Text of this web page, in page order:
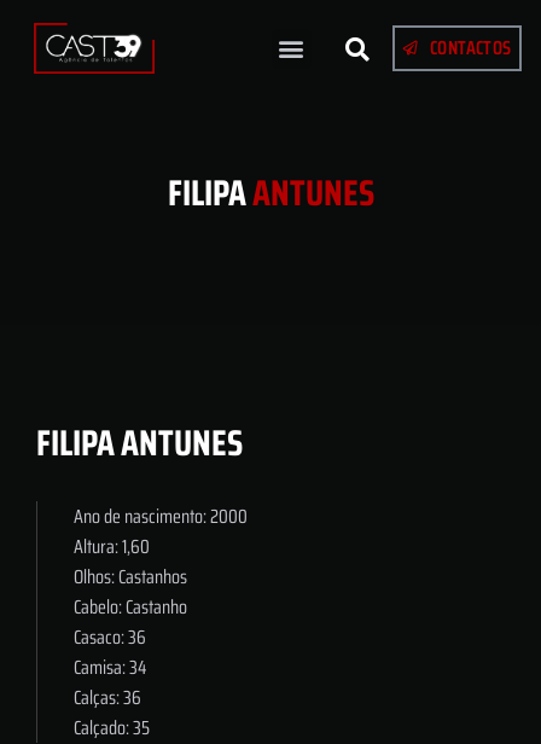
CONTACTOS
FILIPAANTUNES
FILIPA ANTUNES
Ano de nascimento: 2000
Altura: 1,60
Olhos: Castanhos
Cabelo: Castanho
Casaco: 36
Camisa: 34
Calças: 36
Calçado: 35